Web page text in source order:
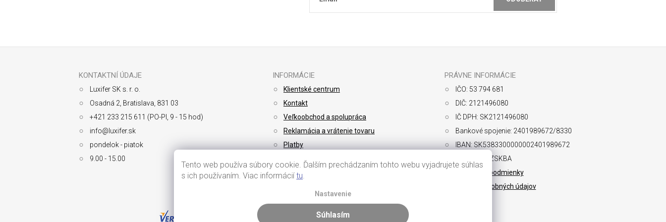
Tento web používa súbory cookie. Ďalším prechádzaním tohto webu vyjadrujete súhlas
s ich používaním. Viac informáciítu.
Nastavenie
Súhlasím
KONTAKTNÍ ÚDAJE
Luxifer SK s. r. o.
Osadná 2, Bratislava, 831 03
+421 233 215 611 (PO-PI, 9 - 15 hod)
info@luxifer.sk
pondelok - piatok
9.00 - 15.00
INFORMÁCIE
Klientské centrum
Kontakt
Veľkoobchod a spolupráca
Reklamácia a vrátenie tovaru
Platby
Doprava
PRÁVNE INFORMÁCIE
IČO: 53 794 681
DIČ: 2121496080
IČ DPH: SK2121496080
Bankové spojenie: 2401989672/8330
IBAN: SK5383300000002401989672
SWIFT: FIOZSKBA
Obchodné podmienky
Ochrana osobných údajov